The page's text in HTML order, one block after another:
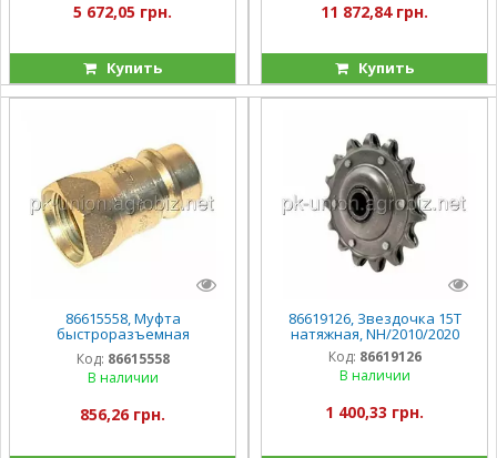
5 672,05 грн.
Купить
11 872,84 грн.
Купить
86615558, Муфта
быстроразъемная
(1272399C2) 7/8" NF (male),
1020
Код: 86615558
В наличии
856,26 грн.
86619126, Звездочка 15T
натяжная, NH/2010/2020
Код: 86619126
В наличии
1 400,33 грн.